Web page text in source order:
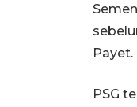
Payet.
PSG